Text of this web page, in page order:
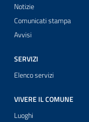
Notizie
Comunicati stampa
Avvisi
SERVIZI
Elenco servizi
VIVERE IL COMUNE
Luoghi